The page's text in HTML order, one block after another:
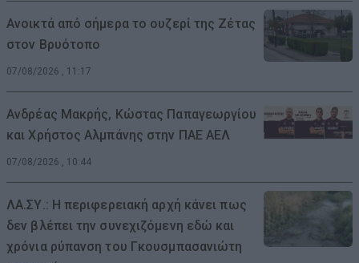
Ανοικτά από σήμερα το ουζερί της Ζέτας
στον Βρυότοπο
07/08/2026 , 11:17
Ανδρέας Μακρής, Κώστας Παπαγεωργίου
και Χρήστος Αλμπάνης στην ΠΑΕ ΑΕΛ
07/08/2026 , 10:44
ΛΑ.ΣΥ.: Η περιφερειακή αρχή κάνει πως
δεν βλέπει την συνεχιζόμενη εδώ και
χρόνια ρύπανση του Γκουσμπασανιώτη